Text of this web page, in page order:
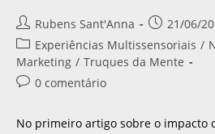
Rubens Sant'Anna
21/06/
Experiências Multissensoriais /
Marketing / Truques da Mente
0 comentário
No primeiro artigo sobre o impacto